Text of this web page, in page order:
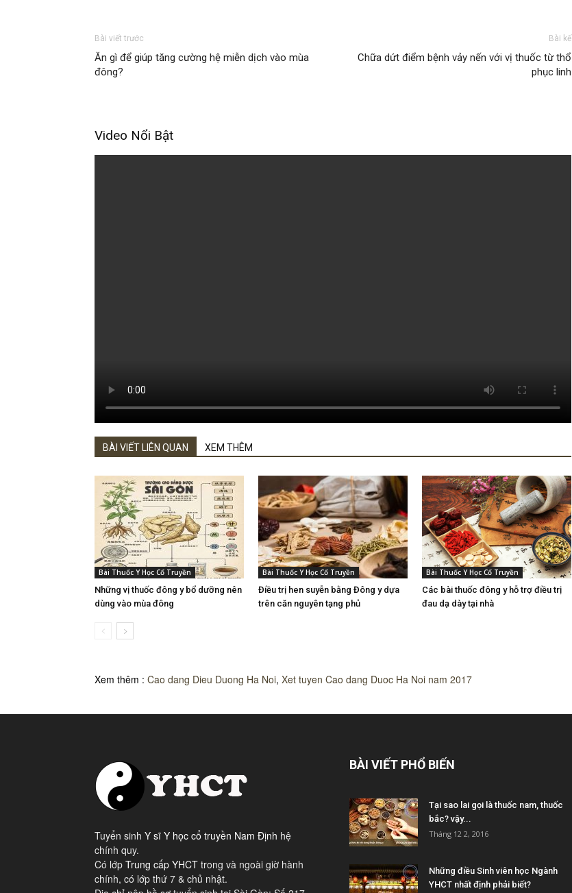
Bài viết trước
Ăn gì để giúp tăng cường hệ miễn dịch vào mùa
đông?
Bài kế
Chữa dứt điểm bệnh vảy nến với vị thuốc từ thổ
phục linh
Video Nổi Bật
BÀI VIẾT LIÊN QUAN XEM THÊM
Bài Thuốc Y Học Cổ Truyền
Những vị thuốc đông y bổ dưỡng nên
dùng vào mùa đông
Bài Thuốc Y Học Cổ Truyền
Điều trị hen suyễn bằng Đông y dựa
trên căn nguyên tạng phủ
Bài Thuốc Y Học Cổ Truyền
Các bài thuốc đông y hỗ trợ điều trị
đau dạ dày tại nhà
Xem thêm : Cao dang Dieu Duong Ha Noi, Xet tuyen Cao dang Duoc Ha Noi nam 2017
Tuyển sinh Y sĩ Y học cổ truyền Nam Định hệ
chính quy.
Có lớp Trung cấp YHCT trong và ngoài giờ hành
chính, có lớp thứ 7 & chủ nhật.
BÀI VIẾT PHỔ BIẾN
Tại sao lai gọi là thuốc nam, thuốc
bắc? vậy...
Tháng 12 2, 2016
Những điều Sinh viên học Ngành
YHCT nhất định phải biết?